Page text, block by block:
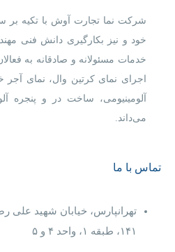
شرکت نما تجارت آوش با تکیه بر
خود و نیز بکارگیری دانش فنی
خدمات مسئولانه و صادقانه به
اجرای نمای کرتین وال، نمای
آلومینیومی، ساخت در و پنجره
می‌داند.
تماس با ما
تهرانپارس، خیابان شهید علی
۱۴۱، طبقه ۱، واحد ۴‌ و‌ ۵